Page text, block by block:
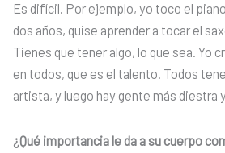
Es difícil. Por ejemplo, yo toco el
dos años, quise aprender a tocar el
Tienes que tener algo, lo que sea. Yo
en todos, que es el talento. Todos
artista, y luego hay gente más diestra
¿Qué importancia le da a su cuerpo